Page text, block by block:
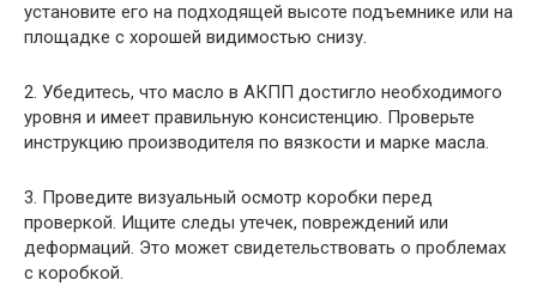
установите его на подходящей высоте подъемнике или на
площадке с хорошей видимостью снизу.
2. Убедитесь, что масло в АКПП достигло необходимого
уровня и имеет правильную консистенцию. Проверьте
инструкцию производителя по вязкости и марке масла.
3. Проведите визуальный осмотр коробки перед
проверкой. Ищите следы утечек, повреждений или
деформаций. Это может свидетельствовать о проблемах
с коробкой.